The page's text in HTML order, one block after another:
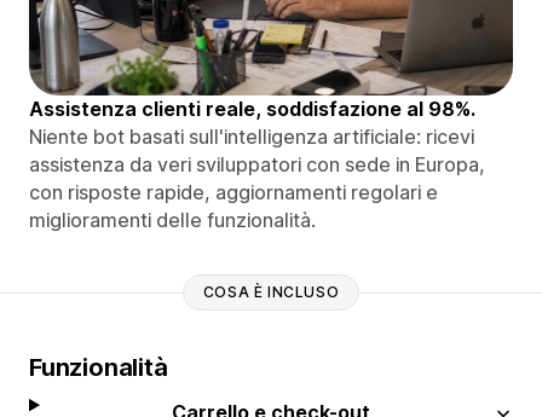
Assistenza clienti reale, soddisfazione al 98%.
Niente bot basati sull'intelligenza artificiale: ricevi
assistenza da veri sviluppatori con sede in Europa,
con risposte rapide, aggiornamenti regolari e
miglioramenti delle funzionalità.
COSA È INCLUSO
Funzionalità
Carrello e check-out